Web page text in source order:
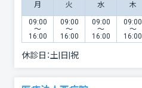
月 火 水 木
09:00
〜
16:00
09:00
〜
16:00
09:00
〜
16:00
09:00
〜
16:00
休診日：土|日|祝